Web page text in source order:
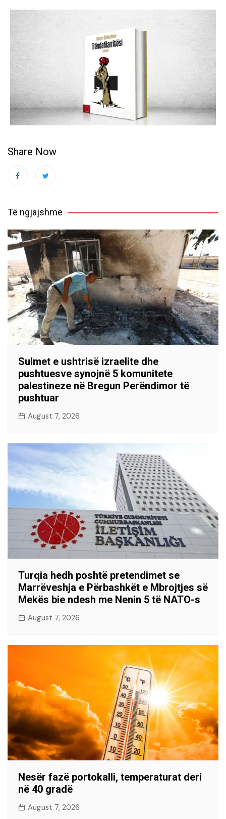
Share Now
Të ngjajshme
Sulmet e ushtrisë izraelite dhe
pushtuesve synojnë 5 komunitete
palestineze në Bregun Perëndimor të
pushtuar
August 7, 2026
Turqia hedh poshtë pretendimet se
Marrëveshja e Përbashkët e Mbrojtjes së
Mekës bie ndesh me Nenin 5 të NATO-s
August 7, 2026
Nesër fazë portokalli, temperaturat deri
në 40 gradë
August 7, 2026